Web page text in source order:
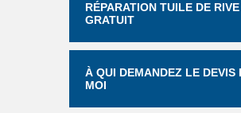
RÉPARATION TUILE DE
GRATUIT
À QUI DEMANDEZ LE DEVIS
MOI